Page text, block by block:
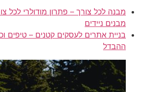
מבנה לכל צורך – פתרון מודולרי לכל
מבנים ניידים
בניית אתרים לעסקים קטנים – טיפים
ההבדל